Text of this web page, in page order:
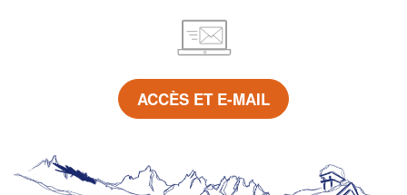
ACCÈS ET E-MAIL